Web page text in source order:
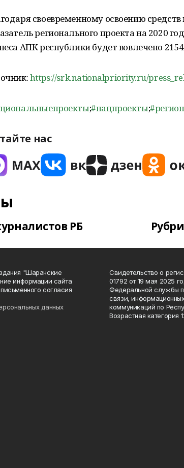
своевременному освоению
регионального проекта на 2020
АПК республики будет вовлечено
https://srk.nationalpriority.ru/
;#нацпроекты;
нас
РБ
"Шаранские
информации сайта
согласия
данных
Свидетельство о
01792 от 19 мая 2025
Федеральной службы
связи,
коммуникаций по
Возрастная категория